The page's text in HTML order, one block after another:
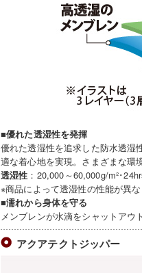
■優れた透湿性を発揮
優れた透湿性を追求した防水透湿
適な着心地を実現。さまざまな環
透湿性 ：20,000～60,000g/m²･
※商品によって透湿性の性能が異な
■濡れから身体を守る
メンブレンが水滴をシャットアウ
アクアテクトジッパー